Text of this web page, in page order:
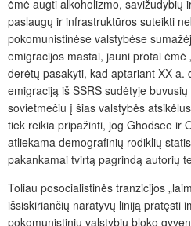
ėmė augti alkoholizmo, savižudybių
paslaugų ir infrastruktūros suteikti
pokomunistinėse valstybėse
emigracijos mastai, jauni protai ėmė
derėtų pasakyti, kad aptariant XX a.
emigraciją iš SSRS sudėtyje
sovietmečiu į šias valstybės
tiek reikia pripažinti, jog Ghodsee ir
atliekama demografinių rodiklių
pakankamai tvirtą pagrindą autorių
Toliau posocialistinės tranzicijos
išsiskiriančių naratyvų liniją pratęsti
pokomunistinių valstybių bloko